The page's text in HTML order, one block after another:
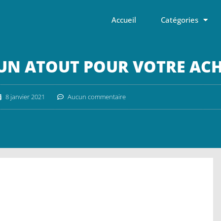
Accueil Catégories
ATOUT POUR VOTRE
8 janvier 2021 Aucun commentaire